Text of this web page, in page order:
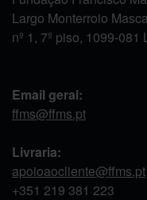
Largo Monterroio
nº 1, 7º piso, 1099-
Email geral:
ffms@ffms.pt
Livraria:
apoioaocliente@ffms.pt
+351 219 381 223